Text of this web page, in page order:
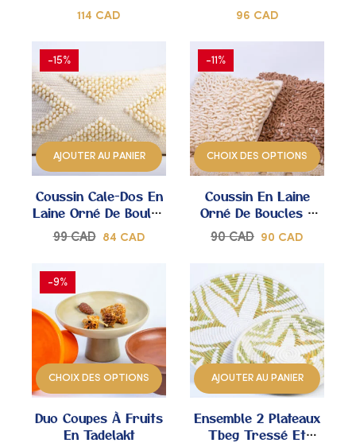
Bougeoir
114 CAD 96 CAD
-15%
AJOUTER AU PANIER
AJOUTER
MES
COUPS
DE
Coussin Cale-Dos En
Laine Orné De Boules
– Tissé À La Main
99CAD 84 CAD
-11%
CHOIX DES OPTIONS
AJOUTER
MES
COUPS
DE
Coussin En Laine
Orné De Boucles –
Tissé À La Main
90CAD 90 CAD
-9%
CHOIX DES OPTIONS
AJOUTER
MES
COUPS
Duo Coupes À Fruits
En Tadelakt
AJOUTER AU PANIER
AJOUTER
MES
COUPS
Ensemble 2 Plateaux
Tbeg Tressé Et